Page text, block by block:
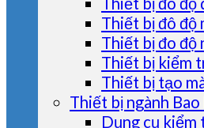
Thiết bị đô độ
Thiết bị đo độ
Thiết bị kiểm
Thiết bị tạo
Thiết bị ngành Bao
Dụng cụ kiểm